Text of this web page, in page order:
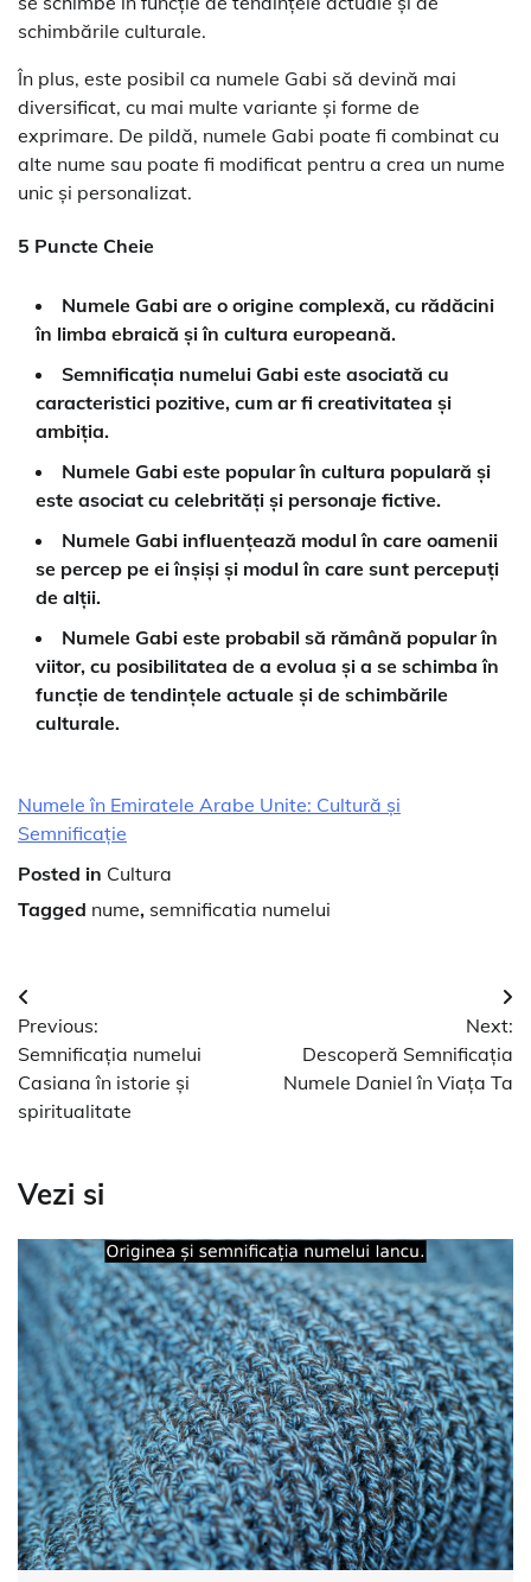
schimbările culturale.
În plus, este posibil ca numele Gabi să devină mai
diversificat, cu mai multe variante și forme de
exprimare. De pildă, numele Gabi poate fi combinat cu
alte nume sau poate fi modificat pentru a crea un nume
unic și personalizat.
5 Puncte Cheie
Numele Gabi are o origine complexă, cu rădăcini
în limba ebraică și în cultura europeană.
Semnificația numelui Gabi este asociată cu
caracteristici pozitive, cum ar fi creativitatea și
ambiția.
Numele Gabi este popular în cultura populară și
este asociat cu celebrități și personaje fictive.
Numele Gabi influențează modul în care oamenii
se percep pe ei înșiși și modul în care sunt percepuți
de alții.
Numele Gabi este probabil să rămână popular în
viitor, cu posibilitatea de a evolua și a se schimba în
funcție de tendințele actuale și de schimbările
culturale.
Numele în Emiratele Arabe Unite: Cultură și
Semnificație
Posted in Cultura
Tagged nume, semnificatia numelui
Navigare
în
articole
Previous:
Semnificația numelui
Casiana în istorie și
spiritualitate
Next:
Descoperă Semnificația
Numele Daniel în Viața Ta
Vezi si